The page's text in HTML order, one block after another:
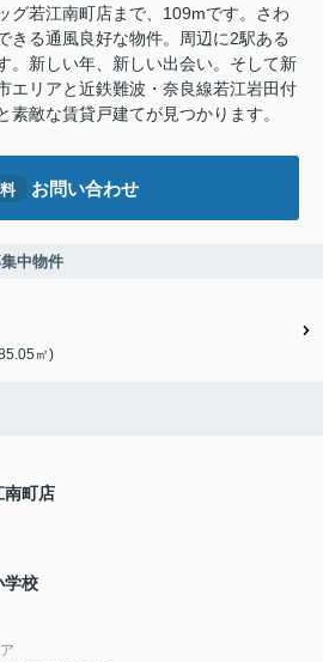
グ若江南町店まで、109mです。さわ
きる通風良好な物件。周辺に2駅ある
。新しい年、新しい出会い。そして新
エリアと近鉄難波・奈良線若江岩田付
素敵な賃貸戸建てが見つかります。
お問い合わせ
中物件
㎡)
南町店
学校